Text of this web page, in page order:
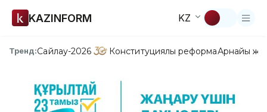
KAZINFORM KZ
Тренд:Сайлау-2026 Конституциялық реформаАрнайы